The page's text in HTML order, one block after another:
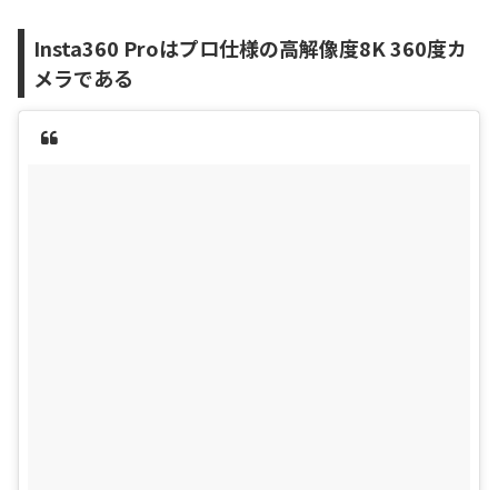
Insta360 Proはプロ仕様の高解像度8K 360度カ
メラである